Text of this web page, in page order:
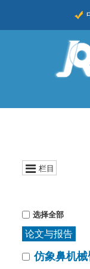
栏目
选择全部
论文与报告
仿象鼻机